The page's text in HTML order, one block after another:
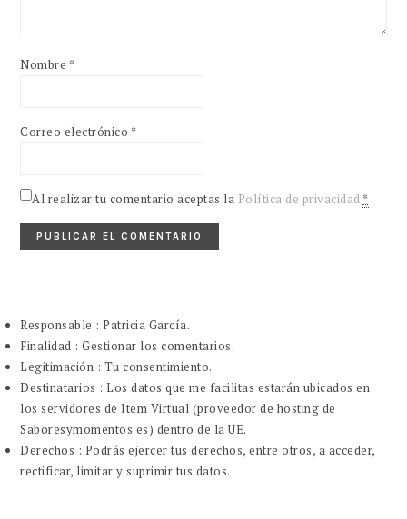
Nombre *
Correo electrónico *
Al realizar tu comentario aceptas la Política de privacidad *
Responsable : Patricia García.
Finalidad : Gestionar los comentarios.
Legitimación : Tu consentimiento.
Destinatarios : Los datos que me facilitas estarán ubicados en
los servidores de Item Virtual (proveedor de hosting de
Saboresymomentos.es) dentro de la UE.
Derechos : Podrás ejercer tus derechos, entre otros, a acceder,
rectificar, limitar y suprimir tus datos.